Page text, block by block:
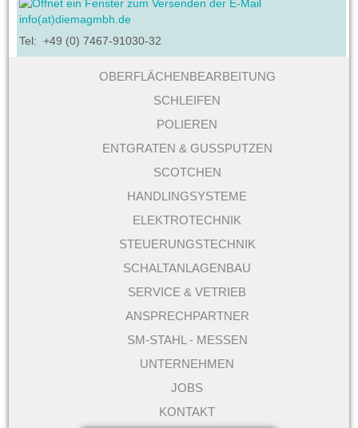
info(at)diemagmbh.de
Tel: +49 (0) 7467-91030-32
OBERFLÄCHENBEARBEITUNG
SCHLEIFEN
POLIEREN
ENTGRATEN & GUSSPUTZEN
SCOTCHEN
HANDLINGSYSTEME
ELEKTROTECHNIK
STEUERUNGSTECHNIK
SCHALTANLAGENBAU
SERVICE & VETRIEB
ANSPRECHPARTNER
SM-STAHL - MESSEN
UNTERNEHMEN
JOBS
KONTAKT